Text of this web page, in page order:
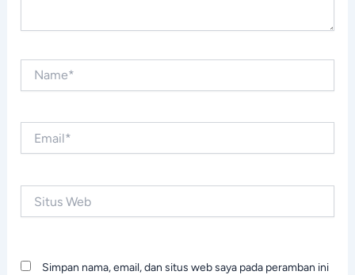
Web
Simpan nama, email, dan situs web saya pada peramban ini